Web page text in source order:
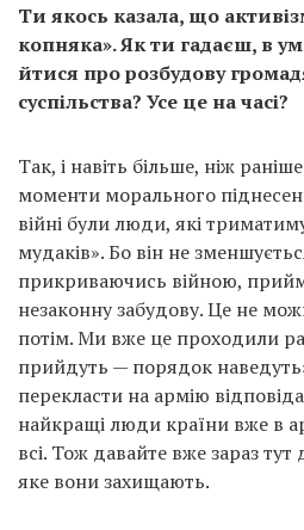
Ти якось казала, що
копняка». Як ти гадаєш, в
йтися про розбудову
суспільства? Усе це на часі?
Так, і навіть більше, ніж
моменти морального
війні були люди, які
мудаків». Бо він не
прикриваючись війною,
незаконну забудову. Це не
потім. Ми вже це проходили
прийдуть — порядок
перекласти на армію
найкращі люди країни вже в
всі. Тож давайте вже зараз
яке вони захищають.